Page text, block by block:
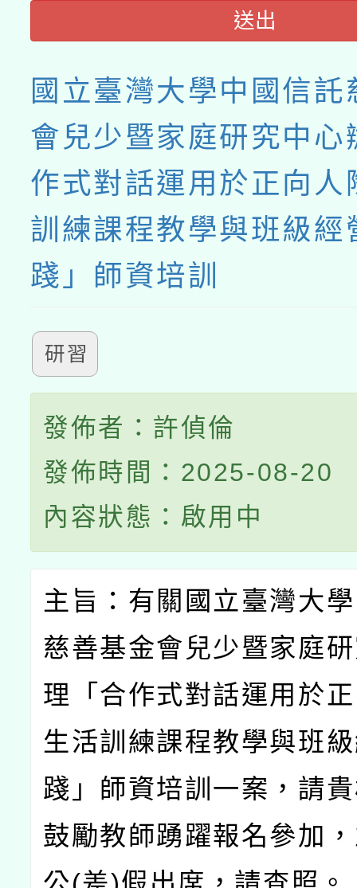
送出
國立臺灣大學中國信託
會兒少暨家庭研究中心
作式對話運用於正向人
訓練課程教學與班級經
踐」師資培訓
研習
發佈者：許偵倫
發佈時間：2025-08-20
內容狀態：啟用中
主旨：有關國立臺灣大
慈善基金會兒少暨家庭
理「合作式對話運用於
生活訓練課程教學與班
踐」師資培訓一案，請
鼓勵教師踴躍報名參加